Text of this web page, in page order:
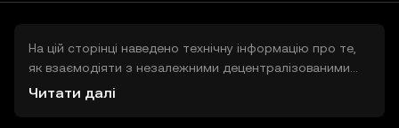
На цій сторінці наведено технічну інформацію про те,
як взаємодіяти з незалежними децентралізованими
біржами (DEX) сторонніх розробників. Активи,
Читати далі